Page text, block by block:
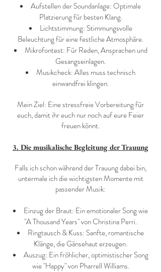
Aufstellen der Soundanlage: Optimale
Platzierung für besten Klang.
Lichtstimmung: Stimmungsvolle
Beleuchtung für eine festliche Atmosphäre.
Mikrofontest: Für Reden, Ansprachen und
Gesangseinlagen.
Musikcheck: Alles muss technisch
einwandfrei klingen.
Mein Ziel: Eine stressfreie Vorbereitung für
euch, damit ihr euch nur noch auf eure Feier
freuen könnt.
3. Die musikalische Begleitung der Trauung
Falls ich schon während der Trauung dabei bin,
untermale ich die wichtigsten Momente mit
passender Musik:
Einzug der Braut: Ein emotionaler Song wie
"A Thousand Years" von Christina Perri.
Ringtausch & Kuss: Sanfte, romantische
Klänge, die Gänsehaut erzeugen.
Auszug: Ein fröhlicher, optimistischer Song
wie "Happy" von Pharrell Williams.